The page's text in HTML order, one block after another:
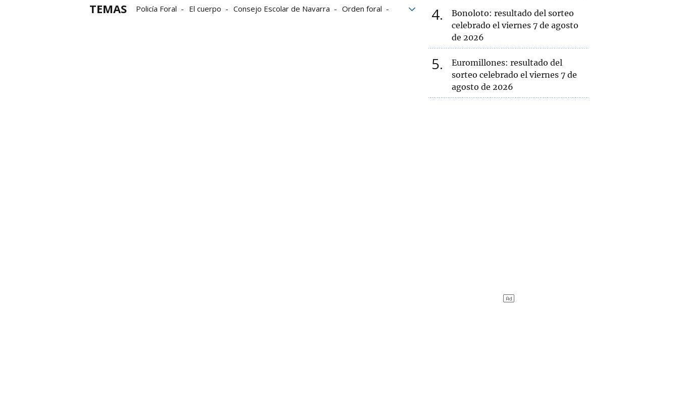
TEMAS Policía Foral El cuerpo Consejo Escolar de Navarra
Orden foral
4
Bonoloto: resultado del sorteo
celebrado el viernes 7 de agosto
de 2026
5
Euromillones: resultado del
sorteo celebrado el viernes 7 de
agosto de 2026